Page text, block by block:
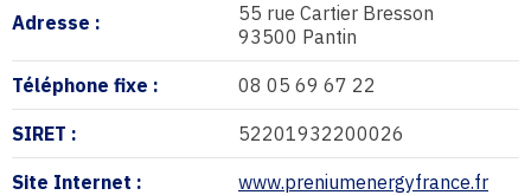
Adresse :
55 rue Cartier Bresson
93500 Pantin
Téléphone fixe : 08 05 69 67 22
SIRET : 52201932200026
Site Internet : www.preniumenergyfrance.fr